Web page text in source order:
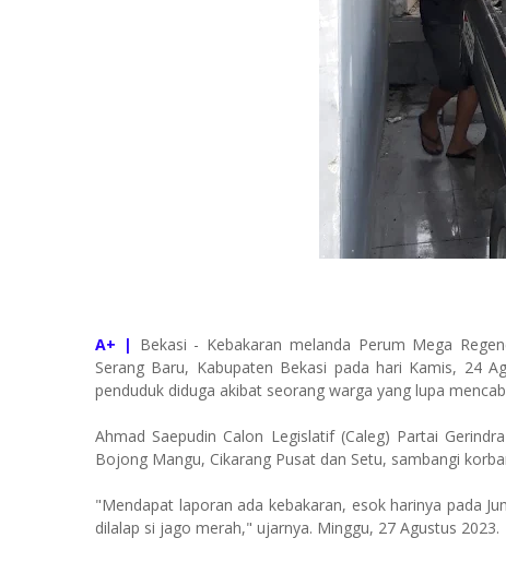
A+ | Bekasi - Kebakaran melanda Perum Mega
Serang Baru, Kabupaten Bekasi pada hari Kamis, 24
penduduk diduga akibat seorang warga yang lupa
Ahmad Saepudin Calon Legislatif (Caleg) Partai
Bojong Mangu, Cikarang Pusat dan Setu, sambangi
"Mendapat laporan ada kebakaran, esok harinya pada
dilalap si jago merah," ujarnya. Minggu, 27 Agustus 2023.